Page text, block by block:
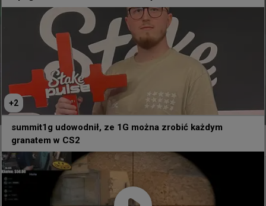
0
+2
summit1g udowodnił, ze 1G można zrobić każdym
granatem w CS2